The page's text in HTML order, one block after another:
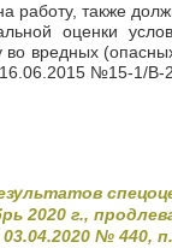
работу, также
оценки
вредных
№15-1/В-
2020 г.,
№ 440,